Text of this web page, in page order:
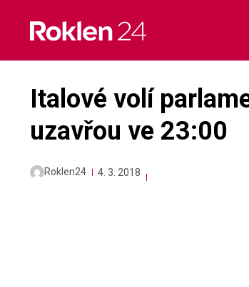
content
Italové volí
uzavřou ve 23:00
Roklen24 4. 3. 2018